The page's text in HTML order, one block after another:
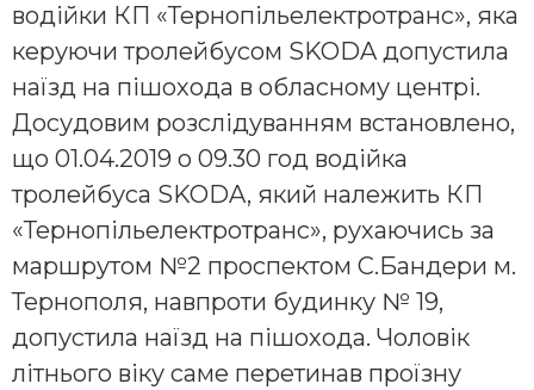
водійки КП «Тернопільелектротранс», яка
керуючи тролейбусом SKODA допустила
наїзд на пішохода в обласному центрі.
Досудовим розслідуванням встановлено,
що 01.04.2019 о 09.30 год водійка
тролейбуса SKODA, який належить КП
«Тернопільелектротранс», рухаючись за
маршрутом №2 проспектом С.Бандери м.
Тернополя, навпроти будинку № 19,
допустила наїзд на пішохода. Чоловік
літнього віку саме перетинав проїзну